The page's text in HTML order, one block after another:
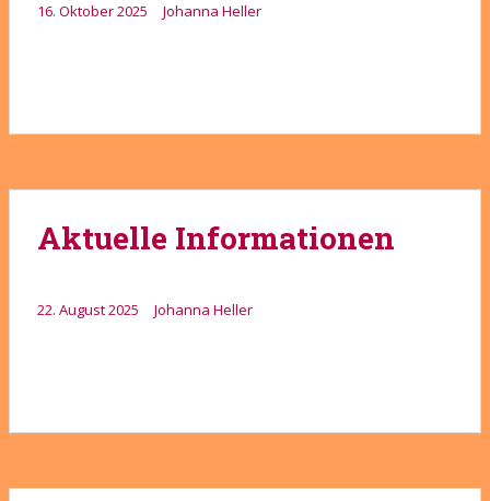
16. Oktober 2025 Johanna Heller
Aktuelle Informationen
22. August 2025 Johanna Heller